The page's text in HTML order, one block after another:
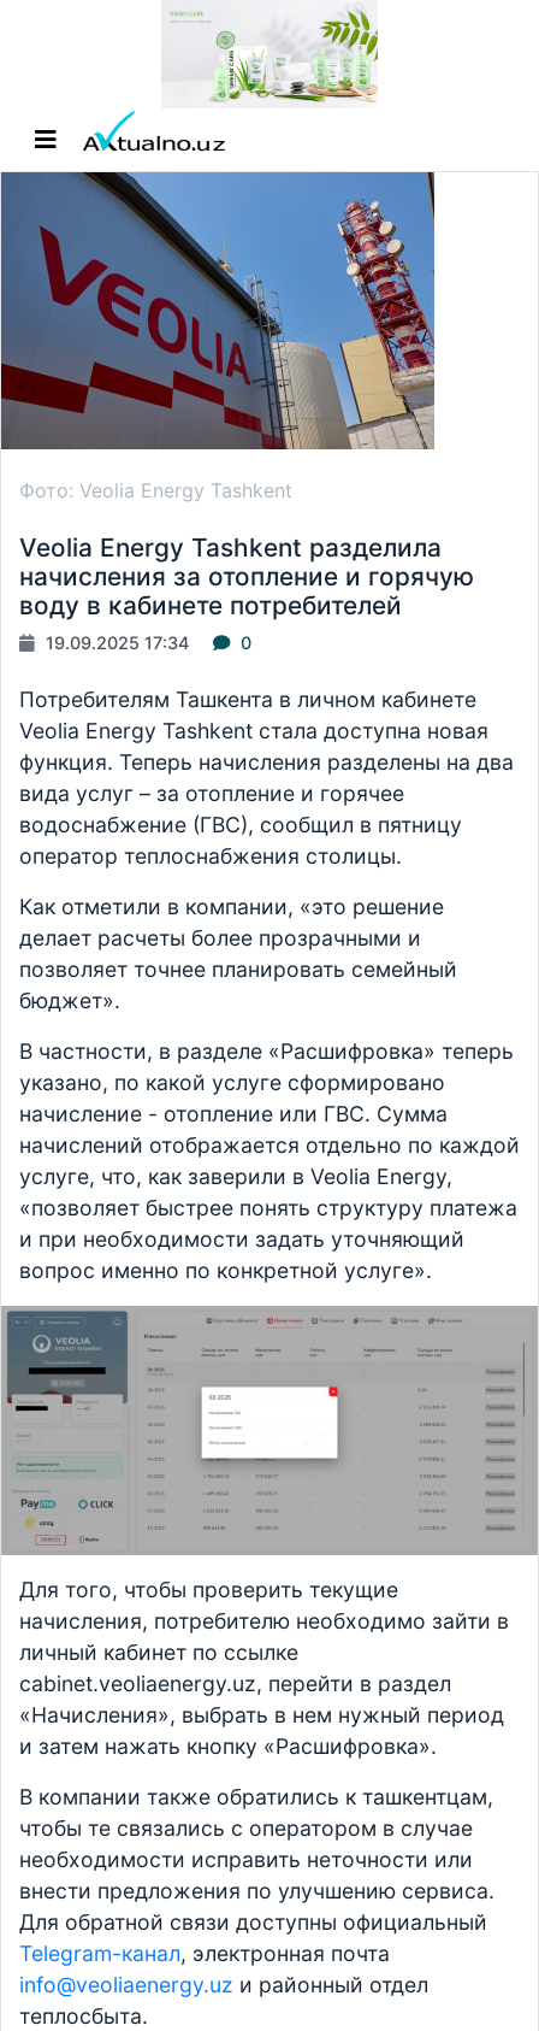
Фото: Veolia Energy Tashkent
Veolia Energy Tashkent разделила
начисления за отопление и горячую
воду в кабинете потребителей
19.09.2025 17:34 0
Потребителям Ташкента в личном кабинете
Veolia Energy Tashkent стала доступна новая
функция. Теперь начисления разделены на два
вида услуг – за отопление и горячее
водоснабжение (ГВС), сообщил в пятницу
оператор теплоснабжения столицы.
Как отметили в компании, «это решение
делает расчеты более прозрачными и
позволяет точнее планировать семейный
бюджет».
В частности, в разделе «Расшифровка» теперь
указано, по какой услуге сформировано
начисление - отопление или ГВС. Сумма
начислений отображается отдельно по каждой
услуге, что, как заверили в Veolia Energy,
«позволяет быстрее понять структуру платежа
и при необходимости задать уточняющий
вопрос именно по конкретной услуге».
Для того, чтобы проверить текущие
начисления, потребителю необходимо зайти в
личный кабинет по ссылке
cabinet.veoliaenergy.uz, перейти в раздел
«Начисления», выбрать в нем нужный период
и затем нажать кнопку «Расшифровка».
В компании также обратились к ташкентцам,
чтобы те связались с оператором в случае
необходимости исправить неточности или
внести предложения по улучшению сервиса.
Для обратной связи доступны официальный
Telegram-канал, электронная почта
info@veoliaenergy.uz и районный отдел
теплосбыта.